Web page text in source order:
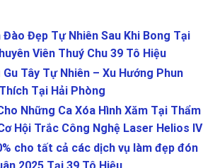
Đào Đẹp Tự Nhiên Sau Khi Bong Tại
Viên Thuý Chu 39 Tô Hiệu
Tây Tự Nhiên – Xu Hướng Phun
Tại Hải Phòng
Những Ca Xóa Hình Xăm Tại Thẩm
Hội Trắc Công Nghệ Laser Helios IV
cho tất cả các dịch vụ làm đẹp đón